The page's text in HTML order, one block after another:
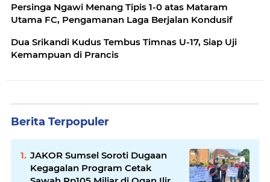
Persinga Ngawi Menang Tipis 1-0 atas Mataram
Utama FC, Pengamanan Laga Berjalan Kondusif
Dua Srikandi Kudus Tembus Timnas U-17, Siap Uji
Kemampuan di Prancis
Berita Terpopuler
JAKOR Sumsel Soroti Dugaan
Kegagalan Program Cetak